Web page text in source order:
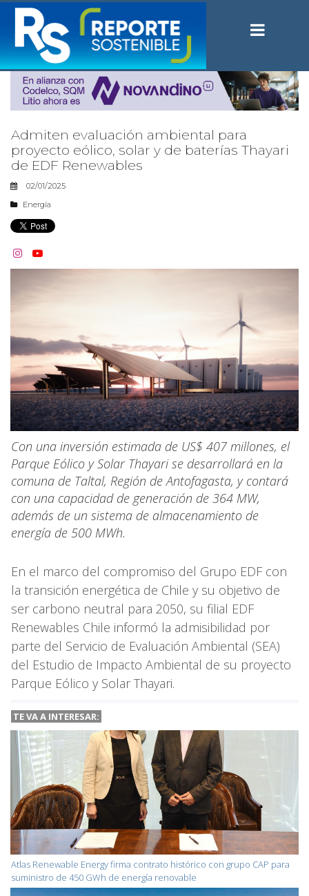
Admiten evaluación ambiental para
proyecto eólico, solar y de baterías Thayari
de EDF Renewables
02/01/2025
Energía
 
Con una inversión estimada de US$ 407 millones, el
Parque Eólico y Solar Thayari se desarrollará en la
comuna de Taltal, Región de Antofagasta, y contará
con una capacidad de generación de 364 MW,
además de un sistema de almacenamiento de
energía de 500 MWh.
En el marco del compromiso del Grupo EDF con
la transición energética de Chile y su objetivo de
ser carbono neutral para 2050, su filial EDF
Renewables Chile informó la admisibilidad por
parte del Servicio de Evaluación Ambiental (SEA)
del Estudio de Impacto Ambiental de su proyecto
Parque Eólico y Solar Thayari.
TE VA A INTERESAR:
Atlas Renewable Energy firma contrato histórico con grupo CAP para
suministro de 450 GWh de energía renovable